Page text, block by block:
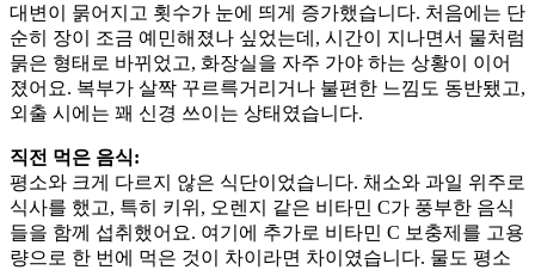
대변이 묽어지고 횟수가 눈에 띄게 증가했습니다. 처음에는 단
순히 장이 조금 예민해졌나 싶었는데, 시간이 지나면서 물처럼
묽은 형태로 바뀌었고, 화장실을 자주 가야 하는 상황이 이어
졌어요. 복부가 살짝 꾸르륵거리거나 불편한 느낌도 동반됐고,
외출 시에는 꽤 신경 쓰이는 상태였습니다.
직전 먹은 음식:
평소와 크게 다르지 않은 식단이었습니다. 채소와 과일 위주로
식사를 했고, 특히 키위, 오렌지 같은 비타민 C가 풍부한 음식
들을 함께 섭취했어요. 여기에 추가로 비타민 C 보충제를 고용
량으로 한 번에 먹은 것이 차이라면 차이였습니다. 물도 평소